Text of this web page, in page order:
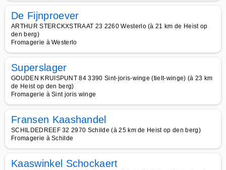
De Fijnproever
ARTHUR STERCKXSTRAAT 23 2260 Westerlo (à 21 km de Heist op
den berg)
Fromagerie à Westerlo
Superslager
GOUDEN KRUISPUNT 84 3390 Sint-joris-winge (tielt-winge) (à 23 km
de Heist op den berg)
Fromagerie à Sint joris winge
Fransen Kaashandel
SCHILDEDREEF 32 2970 Schilde (à 25 km de Heist op den berg)
Fromagerie à Schilde
Kaaswinkel Schockaert